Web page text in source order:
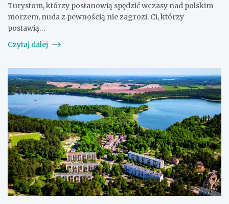
Turystom, którzy postanowią spędzić wczasy nad polskim
morzem, nuda z pewnością nie zagrozi. Ci, którzy
postawią…
Czytaj dalej